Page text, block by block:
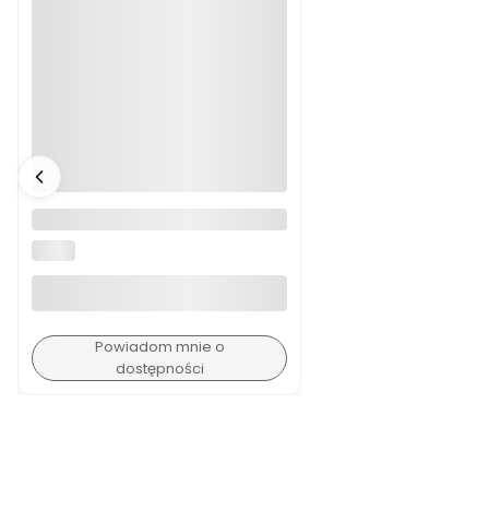
Aparat Nikon Z9 używany
Powiadom mnie o
dostępności